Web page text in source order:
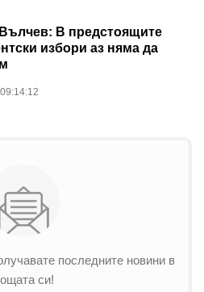
В предстоящите
избори аз няма да
последните новини в
си!